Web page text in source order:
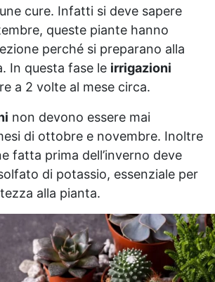
cure. Infatti si deve sapere
queste piante hanno
perché si preparano alla
In questa fase le irrigazioni
a 2 volte al mese circa.
non devono essere mai
di ottobre e novembre. Inoltre
fatta prima dell’inverno deve
di potassio, essenziale per
alla pianta.